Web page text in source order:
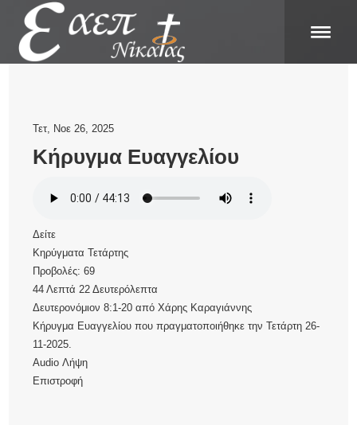
Τετ, Νοε 26, 2025
Κήρυγμα Ευαγγελίου
Δείτε
Κηρύγματα Τετάρτης
Προβολές:69
44 Λεπτά 22 Δευτερόλεπτα
Δευτερονόμιον 8:1-20 απόΧάρης Καραγιάννης
Κήρυγμα Ευαγγελίου που πραγματοποιήθηκε την Τετάρτη 26-
11-2025.
Audio Λήψη
Επιστροφή